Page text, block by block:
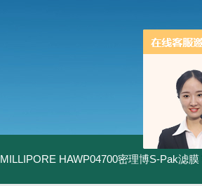
MILLIPORE HAWP04700密理博S-Pak滤膜